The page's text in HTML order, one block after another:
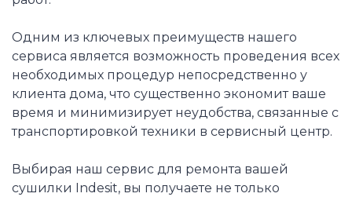
Одним из ключевых преимуществ нашего
сервиса является возможность проведения всех
необходимых процедур непосредственно у
клиента дома, что существенно экономит ваше
время и минимизирует неудобства, связанные с
транспортировкой техники в сервисный центр.
Выбирая наш сервис для ремонта вашей
сушилки Indesit, вы получаете не только